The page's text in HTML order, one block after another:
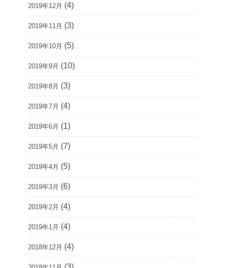
2019年12月 (4)
2019年11月 (3)
2019年10月 (5)
2019年9月 (10)
2019年8月 (3)
2019年7月 (4)
2019年6月 (1)
2019年5月 (7)
2019年4月 (5)
2019年3月 (6)
2019年2月 (4)
2019年1月 (4)
2018年12月 (4)